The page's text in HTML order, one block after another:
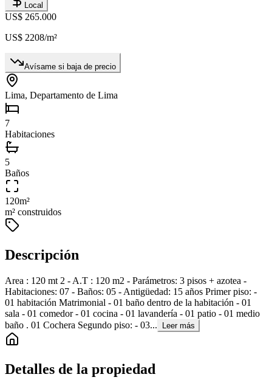
Local
US$ 265.000
US$ 2208/m²
Avísame si baja de precio
Lima, Departamento de Lima
7
Habitaciones
5
Baños
120m²
m² construidos
Descripción
Area : 120 mt 2 - A.T : 120 m2 - Parámetros: 3 pisos + azotea -
Habitaciones: 07 - Baños: 05 - Antigüedad: 15 años Primer piso: -
01 habitación Matrimonial - 01 baño dentro de la habitación - 01
sala - 01 comedor - 01 cocina - 01 lavandería - 01 patio - 01 medio
baño . 01 Cochera Segundo piso: - 03...
Leer más
Detalles de la propiedad